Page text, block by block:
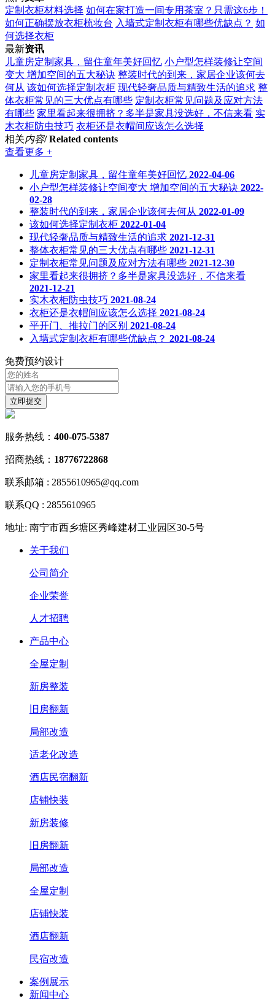
定制衣柜材料选择 如何在家打造一间专用茶室？只需这6步！
如何正确摆放衣柜梳妆台 入墙式定制衣柜有哪些优缺点？ 如
何选择衣柜
最新资讯
儿童房定制家具，留住童年美好回忆 小户型怎样装修让空间
变大 增加空间的五大秘诀 整装时代的到来，家居企业该何去
何从 该如何选择定制衣柜 现代轻奢品质与精致生活的追求 整
体衣柜常见的三大优点有哪些 定制衣柜常见问题及应对方法
有哪些 家里看起来很拥挤？多半是家具没选好，不信来看 实
木衣柜防虫技巧 衣柜还是衣帽间应该怎么选择
相关内容/ Related contents
查看更多 +
儿童房定制家具，留住童年美好回忆 2022-04-06
小户型怎样装修让空间变大 增加空间的五大秘诀 2022-
02-28
整装时代的到来，家居企业该何去何从 2022-01-09
该如何选择定制衣柜 2022-01-04
现代轻奢品质与精致生活的追求 2021-12-31
整体衣柜常见的三大优点有哪些 2021-12-31
定制衣柜常见问题及应对方法有哪些 2021-12-30
家里看起来很拥挤？多半是家具没选好，不信来看
2021-12-21
实木衣柜防虫技巧 2021-08-24
衣柜还是衣帽间应该怎么选择 2021-08-24
平开门、推拉门的区别 2021-08-24
入墙式定制衣柜有哪些优缺点？ 2021-08-24
免费预约设计
立即提交
服务热线： 400-075-5387
招商热线： 18776722868
联系邮箱 : 2855610965@qq.com
联系QQ : 2855610965
地址: 南宁市西乡塘区秀峰建材工业园区30-5号
关于我们
公司简介
企业荣誉
人才招聘
产品中心
全屋定制
新房整装
旧房翻新
局部改造
适老化改造
酒店民宿翻新
店铺快装
新房装修
旧房翻新
局部改造
全屋定制
店铺快装
酒店翻新
民宿改造
案例展示
新闻中心